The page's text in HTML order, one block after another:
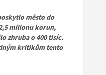
město do
milionu korun,
zhruba o 400 tisíc.
kritikům tento